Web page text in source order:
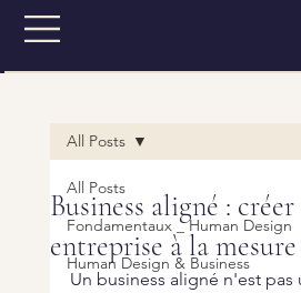
All Posts
Fondamentaux _ Human Design
Human Design & Business
All Posts
Business aligné :
entreprise à la
Un business aligné n'est pas